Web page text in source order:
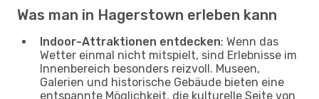
Was man in Hagerstown erleben kann
Indoor-Attraktionen entdecken: Wenn das
Wetter einmal nicht mitspielt, sind Erlebnisse im
Innenbereich besonders reizvoll. Museen,
Galerien und historische Gebäude bieten eine
entspannte Möglichkeit, die kulturelle Seite von